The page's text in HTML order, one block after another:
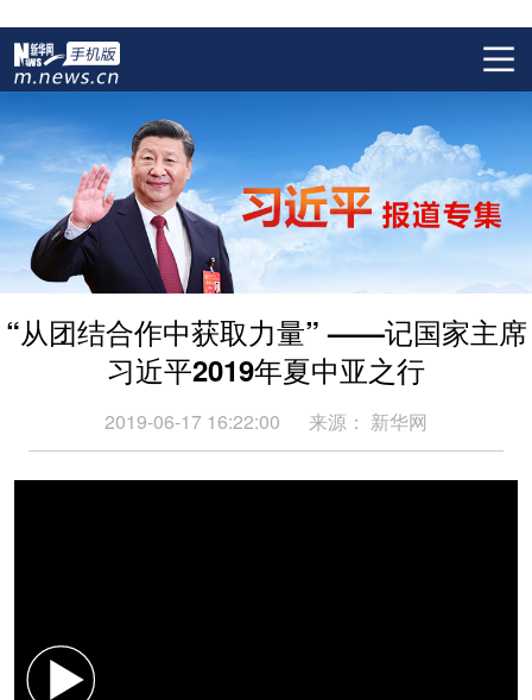
“从团结合作中获取力量” ——记国家主席
习近平2019年夏中亚之行
2019-06-17 16:22:00 来源： 新华网